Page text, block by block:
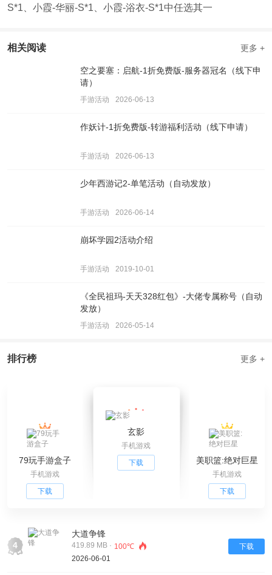
S*1、小霞-华丽-S*1、小霞-浴衣-S*1中任选其一
相关阅读 更多 +
空之要塞：启航-1折免费版-服务器冠名（线下申
请）
手游活动 2026-06-13
作妖计-1折免费版-转游福利活动（线下申请）
手游活动 2026-06-13
少年西游记2-单笔活动（自动发放）
手游活动 2026-06-14
崩坏学园2活动介绍
手游活动 2019-10-01
《全民祖玛-天天328红包》-大佬专属称号（自动
发放）
手游活动 2026-05-14
排行榜 更多 +
79玩手游盒子
手机游戏
下载
玄影
手机游戏
下载
美职篮:绝对巨星
手机游戏
下载
4
大道争锋
419.89 MB · 100℃
2026-06-01
下载